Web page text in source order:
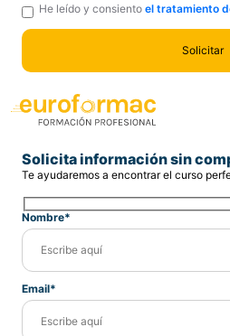
He leído y consiento el tratamiento
Solicita información sin
Te ayudaremos a encontrar el curso
Nombre*
Email*